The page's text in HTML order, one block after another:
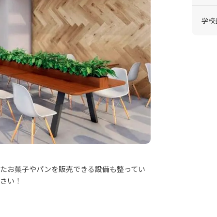
お菓子やパンを販売できる設備も整ってい
い！
学校